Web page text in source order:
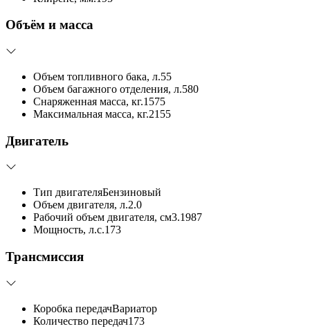
Объём и масса
Объем топливного бака, л.55
Объем багажного отделения, л.580
Снаряженная масса, кг.1575
Максимальная масса, кг.2155
Двигатель
Тип двигателяБензиновый
Объем двигателя, л.2.0
Рабочий объем двигателя, см3.1987
Мощность, л.с.173
Трансмиссия
Коробка передачВариатор
Количество передач173